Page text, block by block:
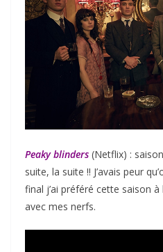
Peaky blinders (Netflix) :
suite, la suite !! J’avais peur
final j’ai préféré cette saison
avec mes nerfs.